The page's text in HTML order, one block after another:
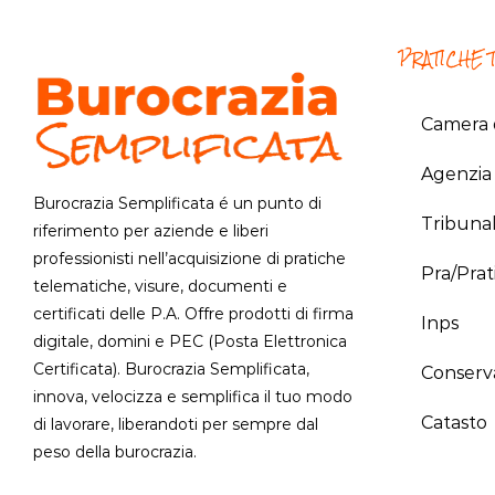
Burocrazia Semplificata é un punto di
riferimento per aziende e liberi
professionisti nell’acquisizione di pratiche
telematiche, visure, documenti e
certificati delle P.A. Offre prodotti di firma
digitale, domini e PEC (Posta Elettronica
Certificata). Burocrazia Semplificata,
innova, velocizza e semplifica il tuo modo
di lavorare, liberandoti per sempre dal
peso della burocrazia.
PRATICHE
Camera
Pra/
Inps
Catasto